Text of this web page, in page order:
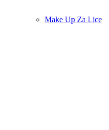
Make Up Za Lice